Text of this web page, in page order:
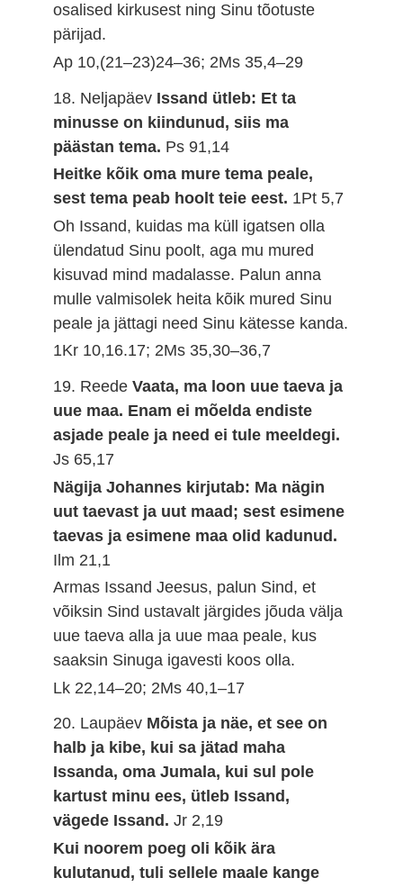
osalised kirkusest ning Sinu tõotuste
pärijad.
Ap 10,(21–23)24–36; 2Ms 35,4–29
18. Neljapäev Issand ütleb: Et ta
minusse on kiindunud, siis ma
päästan tema. Ps 91,14
Heitke kõik oma mure tema peale,
sest tema peab hoolt teie eest. 1Pt 5,7
Oh Issand, kuidas ma küll igatsen olla
ülendatud Sinu poolt, aga mu mured
kisuvad mind madalasse. Palun anna
mulle valmisolek heita kõik mured Sinu
peale ja jättagi need Sinu kätesse kanda.
1Kr 10,16.17; 2Ms 35,30–36,7
19. ReedeVaata, ma loon uue taeva ja
uue maa. Enam ei mõelda endiste
asjade peale ja need ei tule meeldegi.
Js 65,17
Nägija Johannes kirjutab: Ma nägin
uut taevast ja uut maad; sest esimene
taevas ja esimene maa olid kadunud.
Ilm 21,1
Armas Issand Jeesus, palun Sind, et
võiksin Sind ustavalt järgides jõuda välja
uue taeva alla ja uue maa peale, kus
saaksin Sinuga igavesti koos olla.
Lk 22,14–20; 2Ms 40,1–17
20. Laupäev Mõista ja näe, et see on
halb ja kibe, kui sa jätad maha
Issanda, oma Jumala, kui sul pole
kartust minu ees, ütleb Issand,
vägede Issand.Jr 2,19
Kui noorem poeg oli kõik ära
kulutanud, tuli sellele maale kange